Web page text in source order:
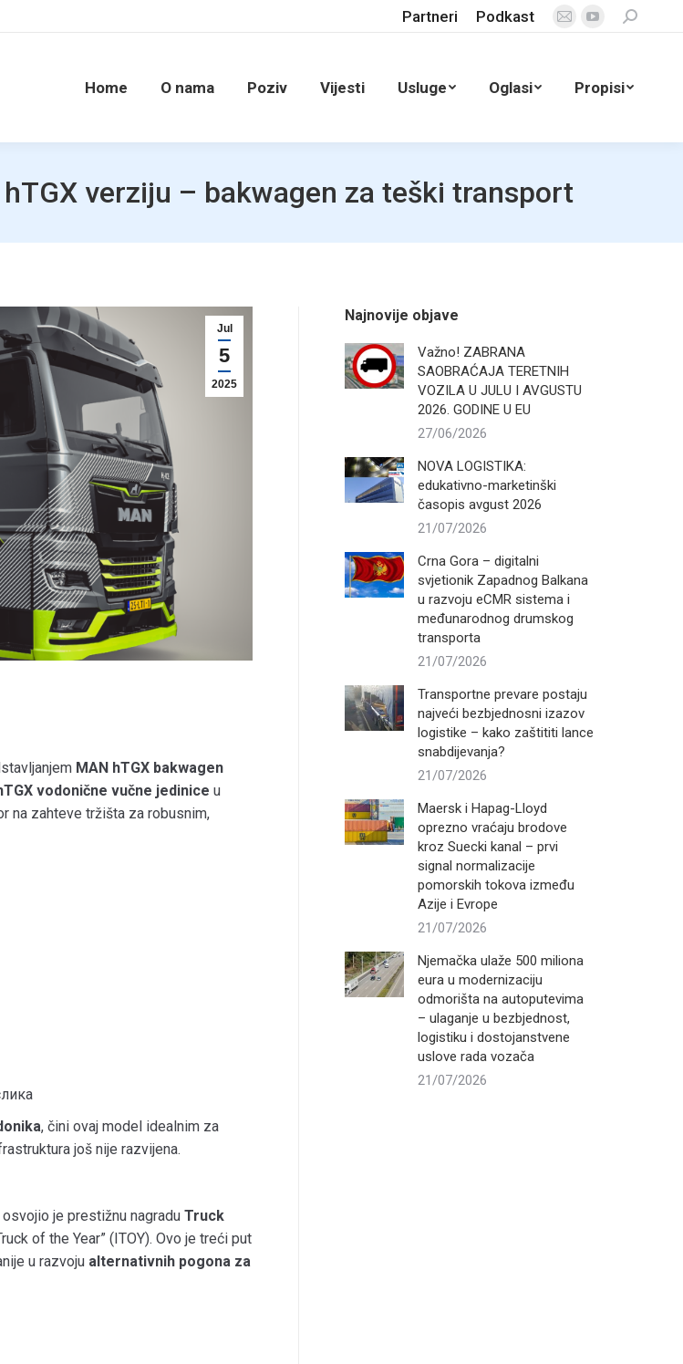
Partneri Podkast
Mail
window
YouTube
in
window
Search:
Home O nama Poziv Vijesti Usluge Oglasi Propisi
verziju – bakwagen za teški transport
Jul
5
2025
MAN hTGX bakwagen
vodonične vučne jedinice u
na zahteve tržišta za robusnim,
, čini ovaj model idealnim za
još nije razvijena.
osvojio je prestižnu nagradu Truck
of the Year” (ITOY). Ovo je treći put
u razvoju alternativnih pogona za
Najnovije objave
Važno! ZABRANA
SAOBRAĆAJA TERETNIH
VOZILA U JULU I AVGUSTU
2026. GODINE U EU
27/06/2026
NOVA LOGISTIKA:
edukativno-marketinški
časopis avgust 2026
21/07/2026
Crna Gora – digitalni
svjetionik Zapadnog Balkana
u razvoju eCMR sistema i
međunarodnog drumskog
transporta
21/07/2026
Transportne prevare postaju
najveći bezbjednosni izazov
logistike – kako zaštititi lance
snabdijevanja?
21/07/2026
Maersk i Hapag-Lloyd
oprezno vraćaju brodove
kroz Suecki kanal – prvi
signal normalizacije
pomorskih tokova između
Azije i Evrope
21/07/2026
Njemačka ulaže 500 miliona
eura u modernizaciju
odmorišta na autoputevima
– ulaganje u bezbjednost,
logistiku i dostojanstvene
uslove rada vozača
21/07/2026